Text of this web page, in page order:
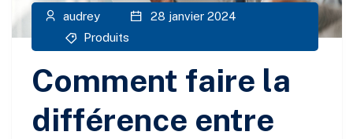
audrey
28 janvier 2024
Produits
Comment faire la
différence entre